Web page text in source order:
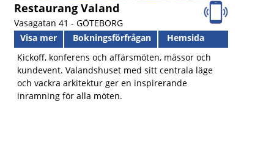
Restaurang Valand
Vasagatan 41 - GÖTEBORG
Visa mer
Bokningsförfrågan
Hemsida
Kickoff, konferens och affärsmöten, mässor och
kundevent. Valandshuset med sitt centrala läge
och vackra arkitektur ger en inspirerande
inramning för alla möten.